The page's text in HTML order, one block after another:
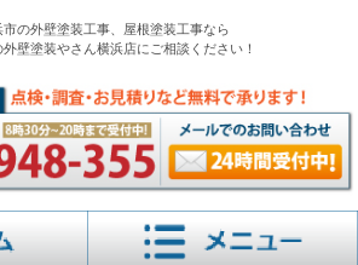
市の外壁塗装工事、屋根塗装工事なら
外壁塗装やさん横浜店にご相談ください！